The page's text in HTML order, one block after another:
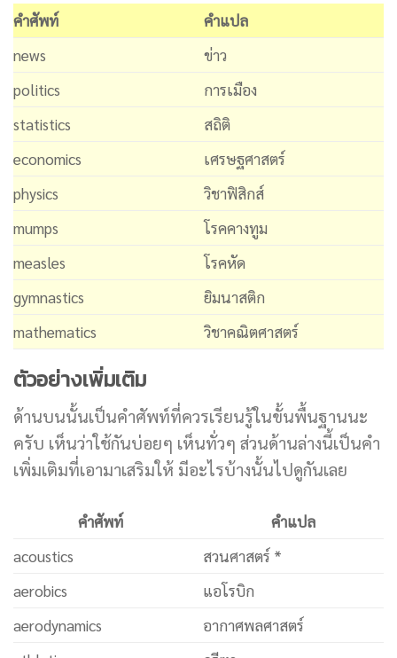
คำศัพท์
คำแปล
news
ข่าว
politics
การเมือง
statistics
สถิติ
economics
เศรษฐศาสตร์
physics
วิชาฟิสิกส์
mumps
โรคคางทูม
measles
โรคหัด
gymnastics
ยิมนาสติก
mathematics
วิชาคณิตศาสตร์
ตัวอย่างเพิ่มเติม
ด้านบนนั้นเป็นคำศัพท์ที่ควรเรียนรู้ในขั้นพื้นฐานนะ
ครับ เห็นว่าใช้กันบ่อยๆ เห็นทั่วๆ ส่วนด้านล่างนี้เป็นคำ
เพิ่มเติมที่เอามาเสริมให้ มีอะไรบ้างนั้นไปดูกันเลย
คำศัพท์
คำแปล
acoustics
สวนศาสตร์ *
aerobics
แอโรบิก
aerodynamics
อากาศพลศาสตร์